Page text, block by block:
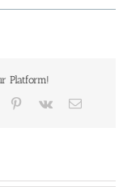
Platform!
Pinterest
Vk
E-